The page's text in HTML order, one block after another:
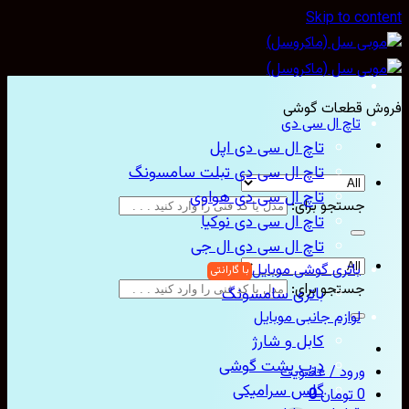
Skip to
قطعات گوشی
جستجو برای:
جستجو برای:
ورود / عضویت
تومان0
تاچ ال سی دی
تاچ ال سی دی اپل
تاچ ال سی دی تبلت سامسونگ
تاچ ال سی دی هواوی
تاچ ال سی دی نوکیا
تاچ ال سی دی ال جی
باتری گوشی موبایل
باتری سامسونگ
لوازم جانبی موبایل
کابل و شارژ
درب پشت گوشی
گلس سرامیکی